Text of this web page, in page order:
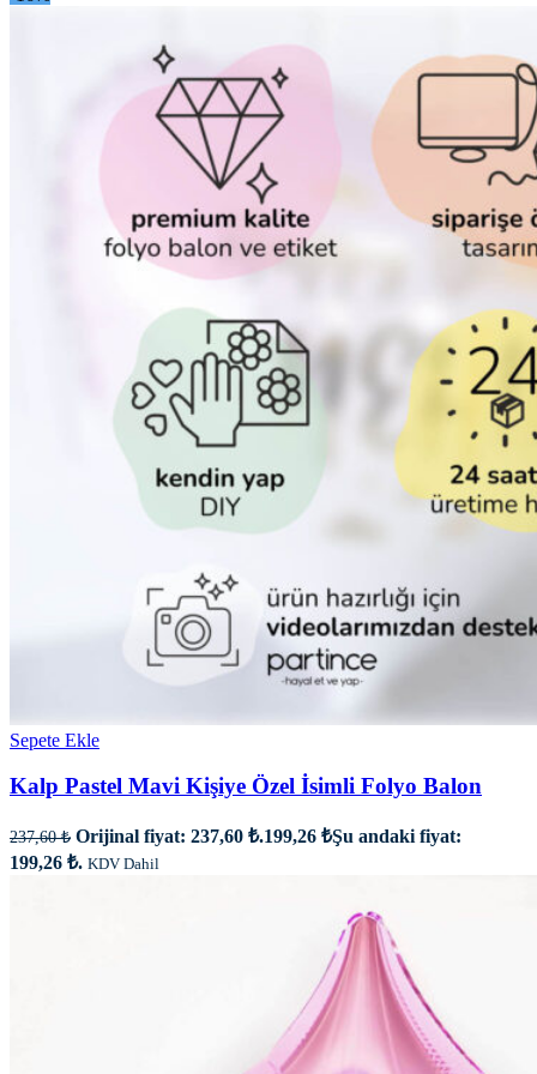
Sepete Ekle
Kalp Pastel Mavi Kişiye Özel İsimli Folyo Balon
237,60₺ Orijinal fiyat: 237,60 ₺.199,26 ₺Şu andaki fiyat:
199,26 ₺. KDV Dahil